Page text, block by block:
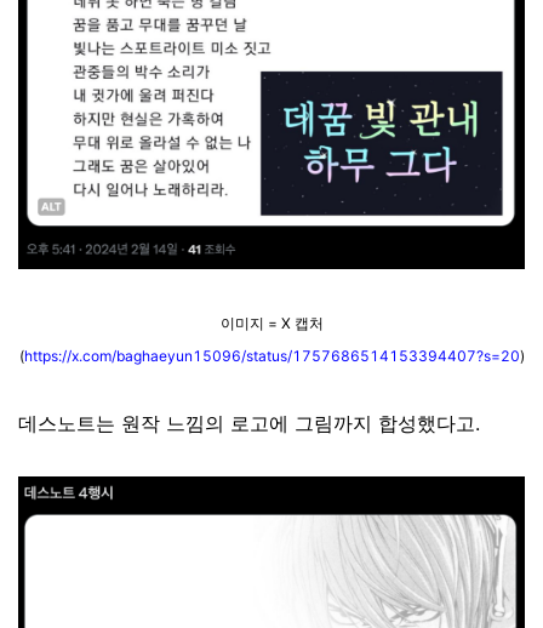
이미지 = X 캡처
(https://x.com/baghaeyun15096/status/1757686514153394407?s=20)
데스노트는 원작 느낌의 로고에 그림까지 합성했다고.